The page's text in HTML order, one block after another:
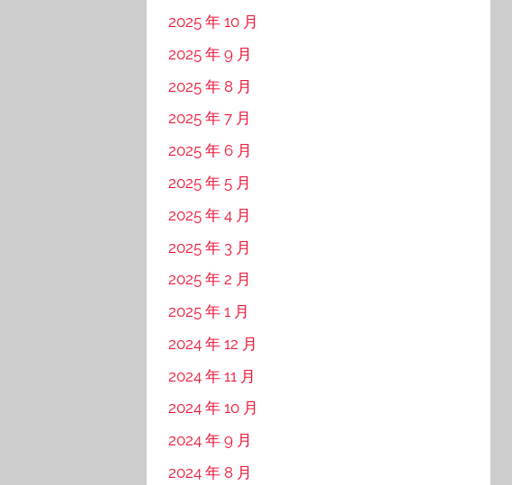
2025 年 10 月
2025 年 9 月
2025 年 8 月
2025 年 7 月
2025 年 6 月
2025 年 5 月
2025 年 4 月
2025 年 3 月
2025 年 2 月
2025 年 1 月
2024 年 12 月
2024 年 11 月
2024 年 10 月
2024 年 9 月
2024 年 8 月